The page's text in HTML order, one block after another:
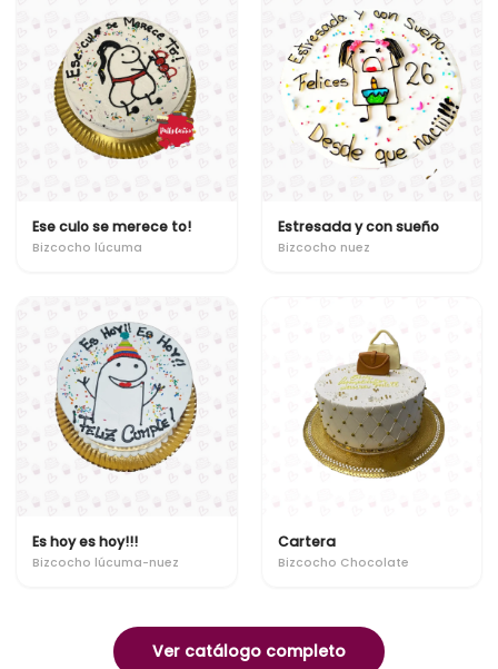
Ese culo se merece to!
Bizcocho lúcuma
Estresada y con sueño
Bizcocho nuez
Es hoy es hoy!!!
Bizcocho lúcuma-nuez
Cartera
Bizcocho Chocolate
Ver catálogo completo